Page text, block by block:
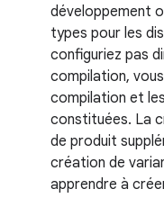
développement
types pour les
configuriez pas
compilation,
compilation et
constituées. La
de produit
création de
apprendre à